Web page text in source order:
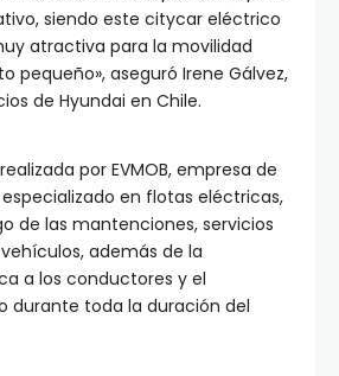
siendo este citycar eléctrico
atractiva para la movilidad
pequeño», aseguró Irene Gálvez,
de Hyundai en Chile.
por EVMOB, empresa de
en flotas eléctricas,
de las mantenciones, servicios
además de la
a los conductores y el
durante toda la duración del